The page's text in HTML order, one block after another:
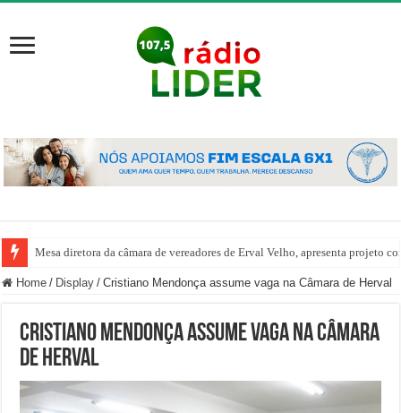
Mesa diretora da câmara de vereadores de Erval Velho, apresenta projeto
Home / Display / Cristiano Mendonça assume vaga na Câmara de Herval
Cristiano Mendonça assume vaga na Câmara
de Herval